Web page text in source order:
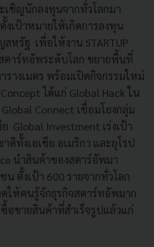
เชิญนักลงทุนจากทั่วโลกมา
เป้าหมายให้เกิดการลงทุน
หรัฐ เพื่อให้งาน STARTUP
ตาร์ทอัพระดับโลก ขยายพื้นที่
รางเมตร พร้อมเปิดกิจกรรมใหม่
ได้แก่ Global Hack ใน
Connect เชื่อมโยงกลุ่ม
Global Investment เร่งเป้า
ติทั้งเอเชีย อเมริกา และยุโรป
นำสินค้าของสตาร์อัพมา
ตั้งเป้า 600 รายจากทั่วโลก
ให้คนรู้จักธุรกิจสตาร์ทอัพมาก
อขายสินค้าที่สำเร็จรูปแล้วแก่